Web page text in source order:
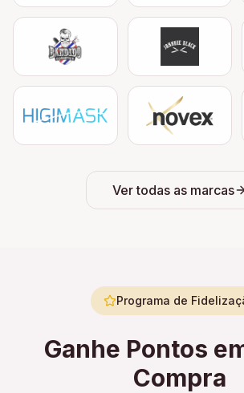
Ver todas as marcas
Programa de
Ganhe Pontos
Compra